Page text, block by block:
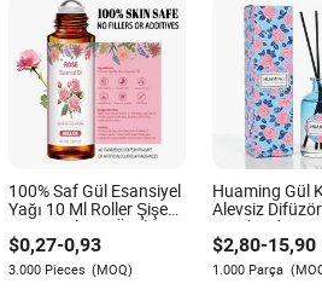
nasıl seçeceklerini,
veya öğeyi
trend saf gösterinin ötesine
100% Saf Gül Esansiyel
Yağı 10 Ml Roller Şişe
Esansiyel Yağ Özel
Parfüm Yağı Masaj için
Yüz Bakımı için
$0,27-0,93
3.000 Pieces (MOQ)
Huaming Gül
Alevsiz
Yatak Odası,
Oturma
Süreli Ev
Aromaterapi
$2,80-15,90
1.000 Parça